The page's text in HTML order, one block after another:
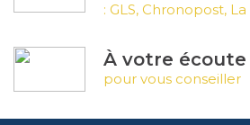
: GLS, Chronopost,
À votre écoute
pour vous conseiller